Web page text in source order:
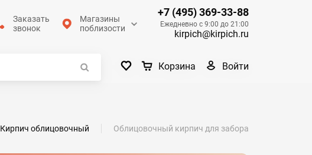
Заказать
звонок
Магазины
поблизости
+7 (495) 369-33-88
Ежедневно с 9:00 до 21:00
kirpich@kirpich.ru
Корзина Войти
Кирпич облицовочный Облицовочный кирпич для забора